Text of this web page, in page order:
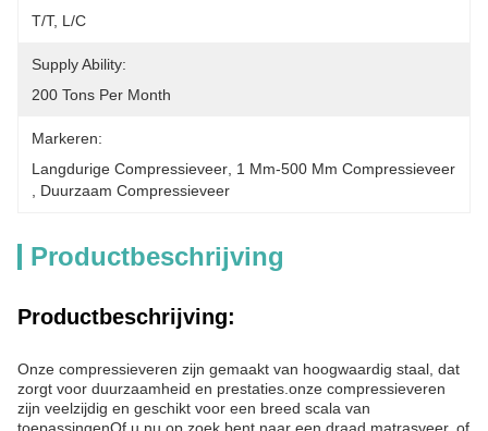
T/T, L/C
Supply Ability:
200 Tons Per Month
Markeren:
Langdurige Compressieveer 1 Mm-500 Mm Compressieveer
Duurzaam Compressieveer
Productbeschrijving
Productbeschrijving:
Onze compressieveren zijn gemaakt van hoogwaardig staal, dat
zorgt voor duurzaamheid en prestaties.onze compressieveren
zijn veelzijdig en geschikt voor een breed scala van